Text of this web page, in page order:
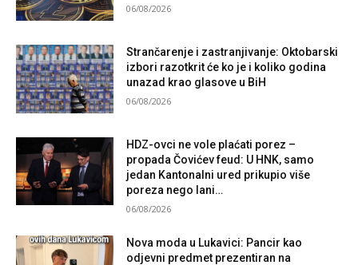
06/08/2026
Strančarenje i zastranjivanje: Oktobarski
izbori razotkrit će ko je i koliko godina
unazad krao glasove u BiH
06/08/2026
HDZ-ovci ne vole plaćati porez –
propada Čovićev feud: U HNK, samo
jedan Kantonalni ured prikupio više
poreza nego lani…
06/08/2026
Nova moda u Lukavici: Pancir kao
odjevni predmet prezentiran na